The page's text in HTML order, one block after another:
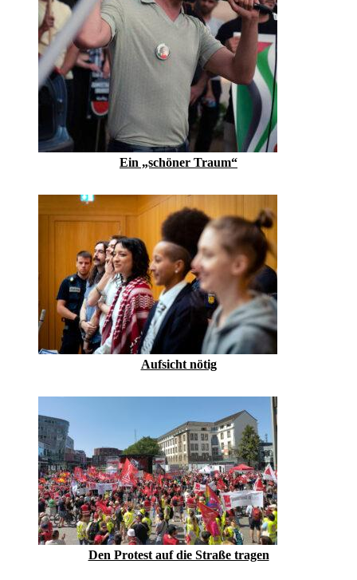
Ein „schöner Traum“
Aufsicht nötig
Den Protest auf die Straße tragen